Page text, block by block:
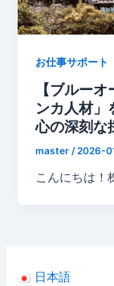
日本語
お仕事サポート
【ブルー
ンカ人材」
心の深刻な
master/2026-
こんにちは